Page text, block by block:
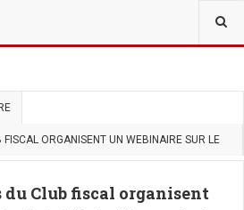
ORGANISENT UN WEBINAIRE SUR LE
du Club fiscal organisent